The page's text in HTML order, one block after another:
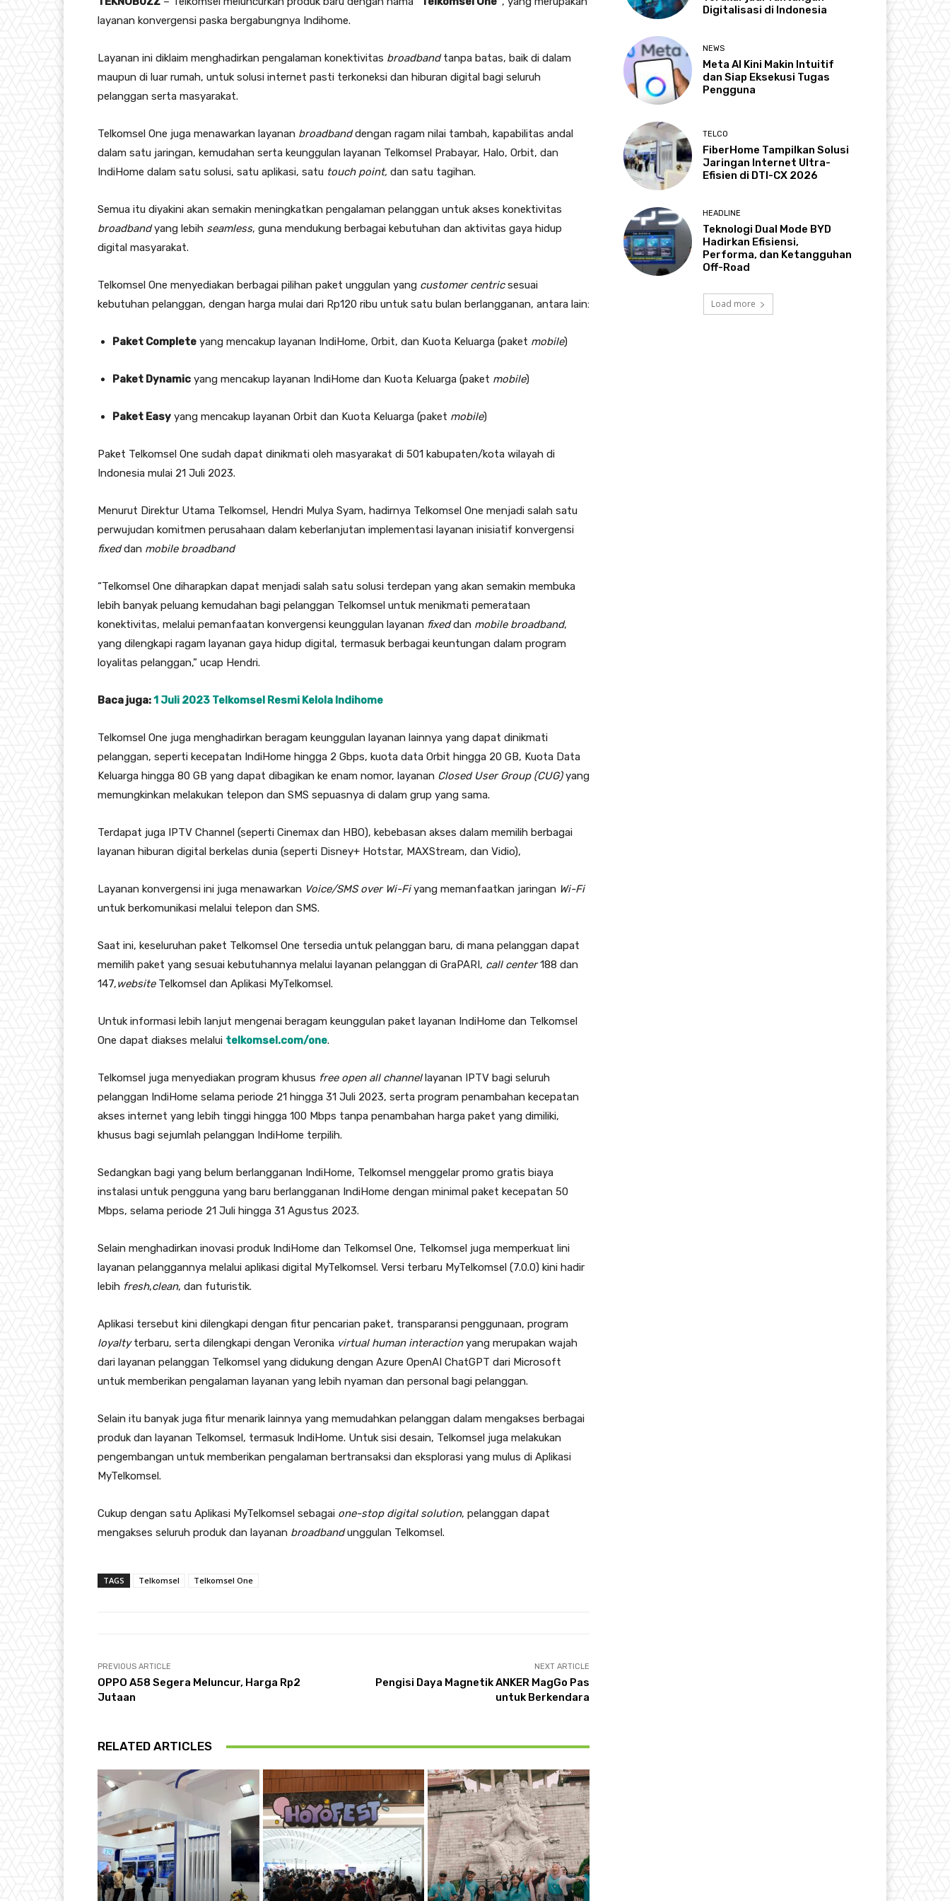
layanan konvergensi paska bergabungnya Indihome.
Layanan ini diklaim menghadirkan pengalaman konektivitas broadbandtanpa batas, baik di dalam
maupun di luar rumah, untuk solusi internet pasti terkoneksi dan hiburan digital bagi seluruh
pelanggan serta masyarakat.
Telkomsel One juga menawarkan layanan broadbanddengan ragam nilai tambah, kapabilitas andal
dalam satu jaringan, kemudahan serta keunggulan layanan Telkomsel Prabayar, Halo, Orbit, dan
IndiHome dalam satu solusi, satu aplikasi, satu touch point, dan satu tagihan.
Semua itu diyakini akan semakin meningkatkan pengalaman pelanggan untuk akses konektivitas
broadbandyang lebih seamless, guna mendukung berbagai kebutuhan dan aktivitas gaya hidup
digital masyarakat.
Telkomsel One menyediakan berbagai pilihan paket unggulan yang customer centricsesuai
kebutuhan pelanggan, dengan harga mulai dari Rp120 ribu untuk satu bulan berlangganan, antara lain:
Paket Complete yang mencakup layanan IndiHome, Orbit, dan Kuota Keluarga (paket mobile)
Paket Dynamic yang mencakup layanan IndiHome dan Kuota Keluarga (paket mobile)
Paket Easy yang mencakup layanan Orbit dan Kuota Keluarga (paket mobile)
Paket Telkomsel One sudah dapat dinikmati oleh masyarakat di 501 kabupaten/kota wilayah di
Indonesia mulai 21 Juli 2023.
Menurut Direktur Utama Telkomsel, Hendri Mulya Syam, hadirnya Telkomsel One menjadi salah satu
perwujudan komitmen perusahaan dalam keberlanjutan implementasi layanan inisiatif konvergensi
fixeddan mobile broadband
“Telkomsel One diharapkan dapat menjadi salah satu solusi terdepan yang akan semakin membuka
lebih banyak peluang kemudahan bagi pelanggan Telkomsel untuk menikmati pemerataan
konektivitas, melalui pemanfaatan konvergensi keunggulan layanan fixeddan mobile broadband,
yang dilengkapi ragam layanan gaya hidup digital, termasuk berbagai keuntungan dalam program
loyalitas pelanggan,” ucap Hendri.
Baca juga:1 Juli 2023 Telkomsel Resmi Kelola Indihome
Telkomsel One juga menghadirkan beragam keunggulan layanan lainnya yang dapat dinikmati
pelanggan, seperti kecepatan IndiHome hingga 2 Gbps, kuota data Orbit hingga 20 GB, Kuota Data
Keluarga hingga 80 GB yang dapat dibagikan ke enam nomor, layanan Closed User Group (CUG)yang
memungkinkan melakukan telepon dan SMS sepuasnya di dalam grup yang sama.
Terdapat juga IPTV Channel (seperti Cinemax dan HBO), kebebasan akses dalam memilih berbagai
layanan hiburan digital berkelas dunia (seperti Disney+ Hotstar, MAXStream, dan Vidio),
Layanan konvergensi ini juga menawarkan Voice/SMS over Wi-Fiyang memanfaatkan jaringan Wi-Fi
untuk berkomunikasi melalui telepon dan SMS.
Saat ini, keseluruhan paket Telkomsel One tersedia untuk pelanggan baru, di mana pelanggan dapat
memilih paket yang sesuai kebutuhannya melalui layanan pelanggan di GraPARI, call center188 dan
147,websiteTelkomsel dan Aplikasi MyTelkomsel.
Untuk informasi lebih lanjut mengenai beragam keunggulan paket layanan IndiHome dan Telkomsel
One dapat diakses melalui telkomsel.com/one.
Telkomsel juga menyediakan program khusus free open all channellayanan IPTV bagi seluruh
pelanggan IndiHome selama periode 21 hingga 31 Juli 2023, serta program penambahan kecepatan
akses internet yang lebih tinggi hingga 100 Mbps tanpa penambahan harga paket yang dimiliki,
khusus bagi sejumlah pelanggan IndiHome terpilih.
Sedangkan bagi yang belum berlangganan IndiHome, Telkomsel menggelar promo gratis biaya
instalasi untuk pengguna yang baru berlangganan IndiHome dengan minimal paket kecepatan 50
Mbps, selama periode 21 Juli hingga 31 Agustus 2023.
Selain menghadirkan inovasi produk IndiHome dan Telkomsel One, Telkomsel juga memperkuat lini
layanan pelanggannya melalui aplikasi digital MyTelkomsel. Versi terbaru MyTelkomsel (7.0.0) kini hadir
lebih fresh,clean, dan futuristik.
Aplikasi tersebut kini dilengkapi dengan fitur pencarian paket, transparansi penggunaan, program
loyaltyterbaru, serta dilengkapi dengan Veronika virtual human interactionyang merupakan wajah
dari layanan pelanggan Telkomsel yang didukung dengan Azure OpenAI ChatGPT dari Microsoft
untuk memberikan pengalaman layanan yang lebih nyaman dan personal bagi pelanggan.
Selain itu banyak juga fitur menarik lainnya yang memudahkan pelanggan dalam mengakses berbagai
produk dan layanan Telkomsel, termasuk IndiHome. Untuk sisi desain, Telkomsel juga melakukan
pengembangan untuk memberikan pengalaman bertransaksi dan eksplorasi yang mulus di Aplikasi
MyTelkomsel.
Cukup dengan satu Aplikasi MyTelkomsel sebagai one-stop digital solution, pelanggan dapat
mengakses seluruh produk dan layanan broadbandunggulan Telkomsel.
TAGS Telkomsel Telkomsel One
PREVIOUS ARTICLE
OPPO A58 Segera Meluncur, Harga Rp2
Jutaan
NEXT ARTICLE
Pengisi Daya Magnetik ANKER MagGo Pas
untuk Berkendara
RELATED ARTICLES
Digitalisasi di Indonesia
NEWS
Meta AI Kini Makin Intuitif
dan Siap Eksekusi Tugas
Pengguna
TELCO
FiberHome Tampilkan Solusi
Jaringan Internet Ultra-
Efisien di DTI-CX 2026
HEADLINE
Teknologi Dual Mode BYD
Hadirkan Efisiensi,
Performa, dan Ketangguhan
Off-Road
Load more